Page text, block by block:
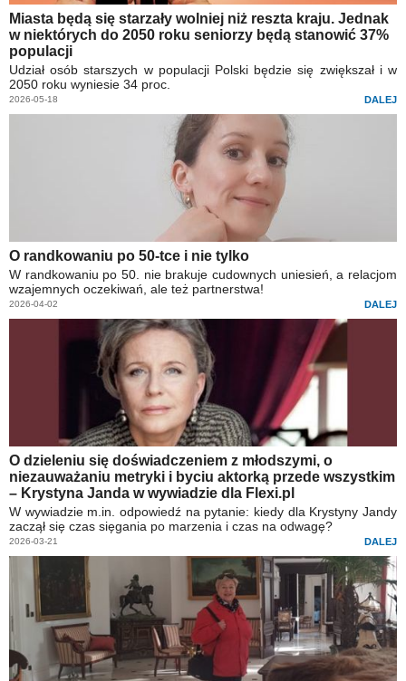
Miasta będą się starzały wolniej niż reszta kraju. Jednak
w niektórych do 2050 roku seniorzy będą stanowić 37%
populacji
Udział osób starszych w populacji Polski będzie się zwiększał i w
2050 roku wyniesie 34 proc.
2026-05-18 DALEJ
O randkowaniu po 50-tce i nie tylko
W randkowaniu po 50. nie brakuje cudownych uniesień, a relacjom
wzajemnych oczekiwań, ale też partnerstwa!
2026-04-02 DALEJ
O dzieleniu się doświadczeniem z młodszymi, o
niezauważaniu metryki i byciu aktorką przede wszystkim
– Krystyna Janda w wywiadzie dla Flexi.pl
W wywiadzie m.in. odpowiedź na pytanie: kiedy dla Krystyny Jandy
zaczął się czas sięgania po marzenia i czas na odwagę?
2026-03-21 DALEJ